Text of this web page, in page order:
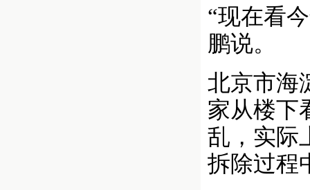
“现在看
鹏说。
北京市海
家从楼下
乱，实际
拆除过程